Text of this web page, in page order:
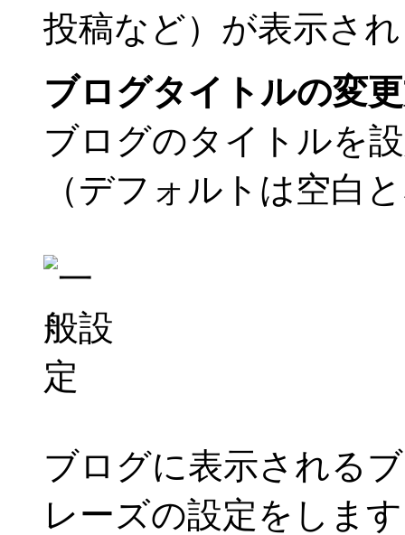
投稿など）が表示さ
ブログタイトルの変
ブログのタイトルを
（デフォルトは空白
ブログに表示される
レーズの設定をしま